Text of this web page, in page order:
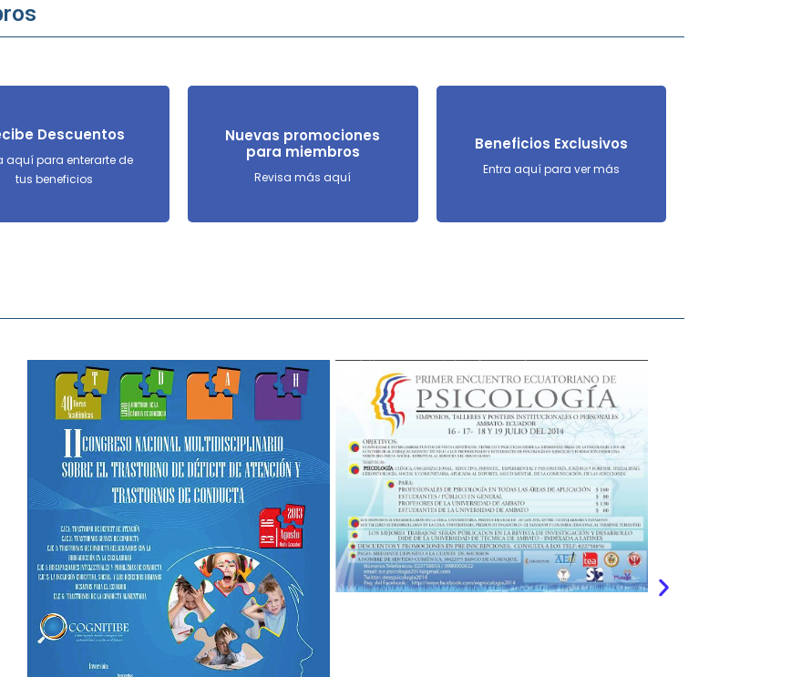
Descuentos
aquí para enterarte de
tus beneficios
Nuevas promociones
para miembros
Revisa más aquí
Beneficios Exclusivos
Entra aquí para ver más